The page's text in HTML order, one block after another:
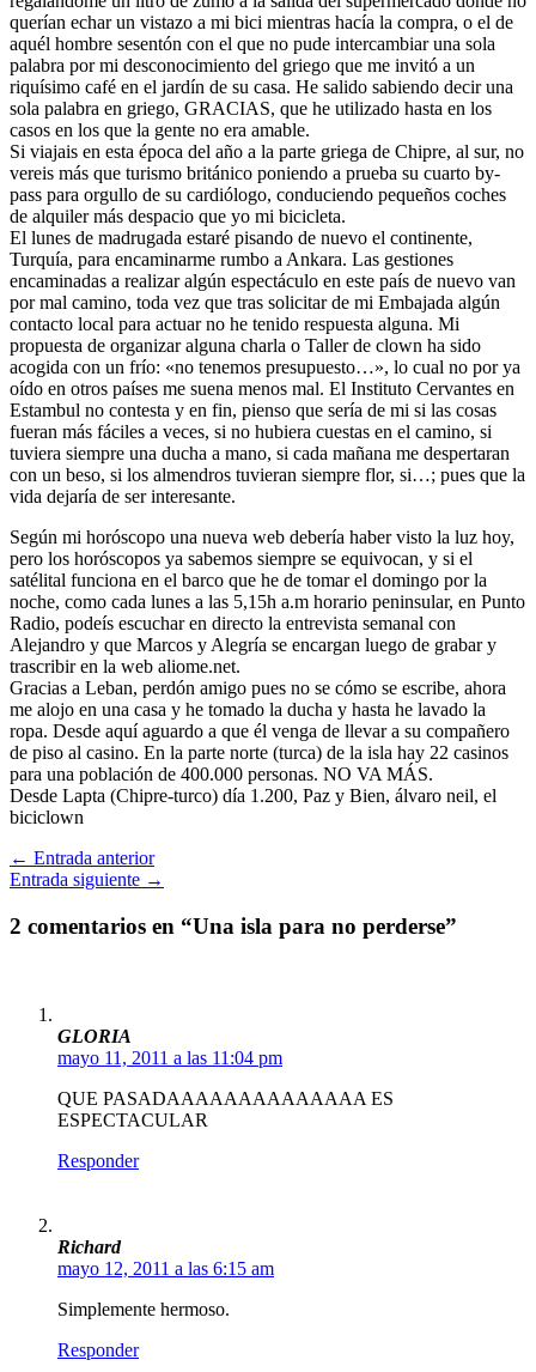
querían echar un vistazo a mi bici mientras hacía la compra, o el de
aquél hombre sesentón con el que no pude intercambiar una sola
palabra por mi desconocimiento del griego que me invitó a un
riquísimo café en el jardín de su casa. He salido sabiendo decir una
sola palabra en griego, GRACIAS, que he utilizado hasta en los
casos en los que la gente no era amable.
Si viajais en esta época del año a la parte griega de Chipre, al sur, no
vereis más que turismo británico poniendo a prueba su cuarto by-
pass para orgullo de su cardiólogo, conduciendo pequeños coches
de alquiler más despacio que yo mi bicicleta.
El lunes de madrugada estaré pisando de nuevo el continente,
Turquía, para encaminarme rumbo a Ankara. Las gestiones
encaminadas a realizar algún espectáculo en este país de nuevo van
por mal camino, toda vez que tras solicitar de mi Embajada algún
contacto local para actuar no he tenido respuesta alguna. Mi
propuesta de organizar alguna charla o Taller de clown ha sido
acogida con un frío: «no tenemos presupuesto…», lo cual no por ya
oído en otros países me suena menos mal. El Instituto Cervantes en
Estambul no contesta y en fin, pienso que sería de mi si las cosas
fueran más fáciles a veces, si no hubiera cuestas en el camino, si
tuviera siempre una ducha a mano, si cada mañana me despertaran
con un beso, si los almendros tuvieran siempre flor, si…; pues que la
vida dejaría de ser interesante.
Según mi horóscopo una nueva web debería haber visto la luz hoy,
pero los horóscopos ya sabemos siempre se equivocan, y si el
satélital funciona en el barco que he de tomar el domingo por la
noche, como cada lunes a las 5,15h a.m horario peninsular, en Punto
Radio, podeís escuchar en directo la entrevista semanal con
Alejandro y que Marcos y Alegría se encargan luego de grabar y
trascribir en la web aliome.net.
Gracias a Leban, perdón amigo pues no se cómo se escribe, ahora
me alojo en una casa y he tomado la ducha y hasta he lavado la
ropa. Desde aquí aguardo a que él venga de llevar a su compañero
de piso al casino. En la parte norte (turca) de la isla hay 22 casinos
para una población de 400.000 personas. NO VA MÁS.
Desde Lapta (Chipre-turco) día 1.200, Paz y Bien, álvaro neil, el
biciclown
← Entrada anterior
Entrada siguiente →
2 comentarios en “Una isla para no perderse”
GLORIA
mayo 11, 2011 a las 11:04 pm
QUE PASADAAAAAAAAAAAAAA ES
ESPECTACULAR
Responder
Richard
mayo 12, 2011 a las 6:15 am
Simplemente hermoso.
Responder